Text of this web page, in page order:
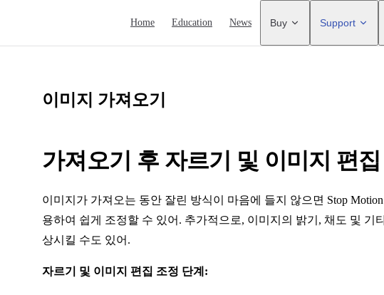
Home Education News Buy Support
이미지 가져오기
가져오기 후 자르기 및 이미지 편
이미지가 가져오는 동안 잘린 방식이 마음에 들지 않으면 Stop
용하여 쉽게 조정할 수 있어. 추가적으로, 이미지의 밝기, 채도 및 기
상시킬 수도 있어.
자르기 및 이미지 편집 조정 단계: